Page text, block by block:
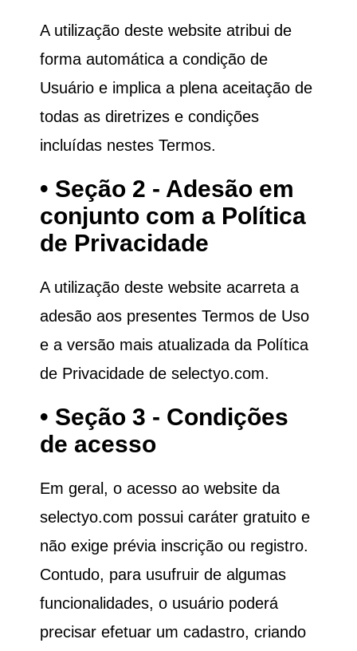
A utilização deste website atribui de
forma automática a condição de
Usuário e implica a plena aceitação de
todas as diretrizes e condições
incluídas nestes Termos.
• Seção 2 - Adesão em
conjunto com a Política
de Privacidade
A utilização deste website acarreta a
adesão aos presentes Termos de Uso
e a versão mais atualizada da Política
de Privacidade de selectyo.com.
• Seção 3 - Condições
de acesso
Em geral, o acesso ao website da
selectyo.com possui caráter gratuito e
não exige prévia inscrição ou registro.
Contudo, para usufruir de algumas
funcionalidades, o usuário poderá
precisar efetuar um cadastro, criando